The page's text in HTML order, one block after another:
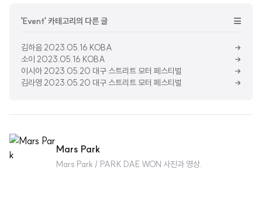
'Event' 카테고리의 다른 글
김하음 2023.05.16 KOBA
소이 2023.05.16 KOBA
이시아 2023.05.20 대구 스트리트 모터 페스티벌
김라영 2023.05.20 대구 스트리트 모터 페스티벌
Mars Park
Mars Park / PARK DAE WON 사진과 영상.